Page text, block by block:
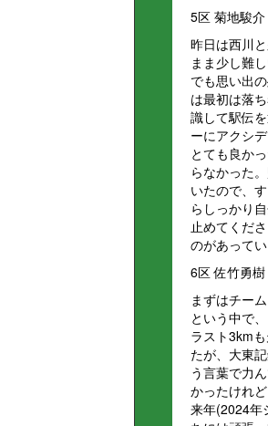
5区 菊地駿介
昨日は西川
まま少し難
でも思い出
は最初は落
識して駅伝
ーにアクシ
とても良か
らなかった
いたので、
らしっかり
止めてくだ
のがあってい
6区 佐竹勇
まずはチー
という中で
ラスト3km
たが、大東
う言葉で力
かったけれ
来年(2024年